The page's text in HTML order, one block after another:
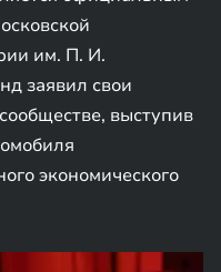
им. П. И.
заявил свои
выступив
экономического